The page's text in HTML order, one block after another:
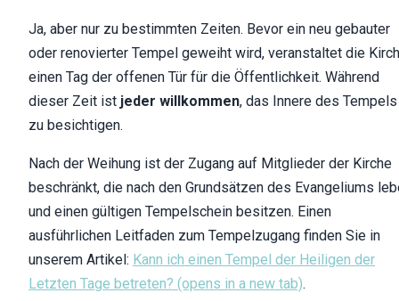
Ja, aber nur zu bestimmten Zeiten. Bevor ein neu gebauter
oder renovierter Tempel geweiht wird, veranstaltet die
einen Tag der offenen Tür für die Öffentlichkeit. Während
dieser Zeit ist jeder willkommen, das Innere des Tempels
zu besichtigen.
Nach der Weihung ist der Zugang auf Mitglieder der Kirche
beschränkt, die nach den Grundsätzen des Evangeliums
und einen gültigen Tempelschein besitzen. Einen
ausführlichen Leitfaden zum Tempelzugang finden Sie in
unserem Artikel: Kann ich einen Tempel der Heiligen der
Letzten Tage betreten? (opens in a new tab).